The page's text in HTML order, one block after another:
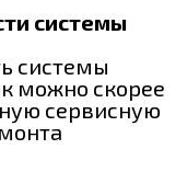
системы
системы
можно скорее
сервисную